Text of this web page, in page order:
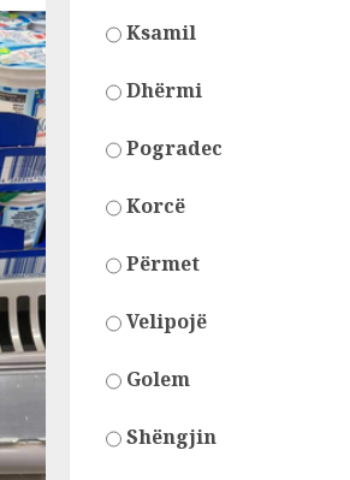
Ksamil
Dhërmi
Pogradec
Korcë
Përmet
Velipojë
Golem
Shëngjin